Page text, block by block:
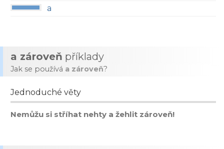
a
a zároveň příklady
Jak se používá a zároveň?
Jednoduché věty
Nemůžu si stříhat nehty a žehlit zároveň!